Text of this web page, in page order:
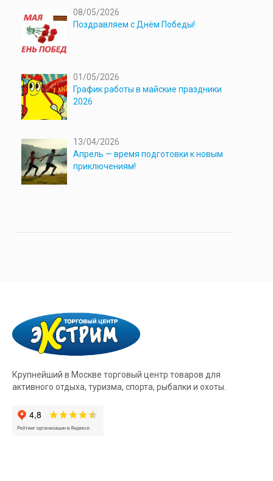
08/05/2026
Поздравляем с Днём Победы!
01/05/2026
График работы в майские праздники
2026
13/04/2026
Апрель — время подготовки к новым
приключениям!
Крупнейший в Москве торговый центр товаров для
активного отдыха, туризма, спорта, рыбалки и охоты.